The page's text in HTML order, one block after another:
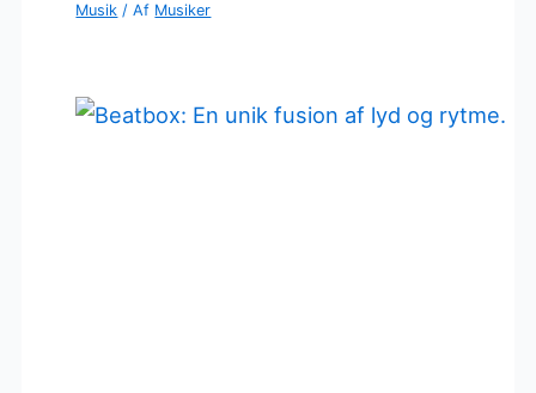
Musik / Af Musiker